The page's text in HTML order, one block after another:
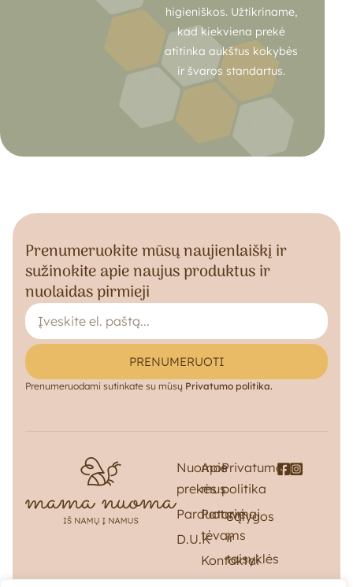
higieniškos. Užtikriname,
kad kiekviena prekė
atitinka aukštus kokybės
ir švaros standartus.
Prenumeruokite mūsų naujienlaiškį ir
sužinokite apie naujus produktus ir
nuolaidas pirmieji
PRENUMERUOTI
Prenumeruodami sutinkate su mūsų Privatumo politika.
Nuomos
prekės
Parduotuvė
D.U.K
Apie
mus
Patarimai
tėvams
Kontaktai
Privatumo
politika
Sąlygos
ir
taisyklės